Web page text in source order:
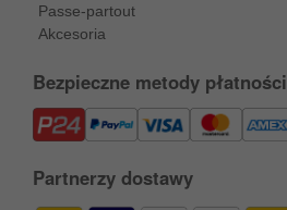
Passe-partout
Akcesoria
Bezpieczne metody płatności
Partnerzy dostawy